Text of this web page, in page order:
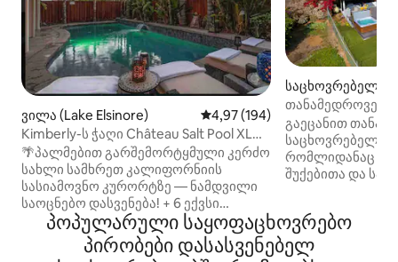
ვილა (Lake Elsinore) საშუალო შეფასებაა 5‑დან
4,97 (194)
Kimberly-ს ჭაღი Château Salt Pool XLG.
სპა
🌴პალმებით გარშემორტყმული კერძო
სახლი სამხრეთ კალიფორნიის
სასიამოვნო კურორტზე — ნამდვილი
საოცნებო დასვენება! + 6 ექვსი
ნამდვილად დიდი საძინებელი+ (12‑14
ადამიანისთვის) დაამატეთ ყველა
სტუმარი პროფილში + სასახლის
საცხოვრებელი
თანამედროვე
დასასვენებელი
ხედებით
გაეცანით
საცხოვრებელს
რომლიდანაც
შუქებითა და
ჭერამდე
რომელიც
დასასვენებლად,
პოპულარული საყოფაცხოვრებო
პირობები დასასვენებელ